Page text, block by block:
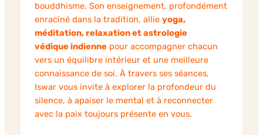
bouddhisme. Son enseignement, profondément
enraciné dans la tradition, allie yoga,
méditation, relaxation et astrologie
védique indienne pour accompagner chacun
vers un équilibre intérieur et une meilleure
connaissance de soi. À travers ses séances,
Iswar vous invite à explorer la profondeur du
silence, à apaiser le mental et à reconnecter
avec la paix toujours présente en vous.